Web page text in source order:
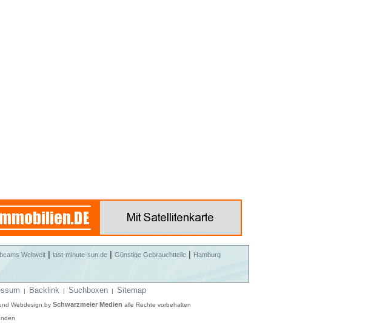
Weltweit last-minute-sun.de Günstige Gebrauchtteile
Hamburg
| Backlink | Suchboxen| Sitemap
Webdesign by Schwarzmeier Medien alle Rechte vorbehalten